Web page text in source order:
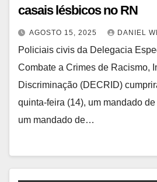
casais lésbicos no RN
AGOSTO 15, 2025 DANIEL
Policiais civis da Delegacia
Combate a Crimes de Racismo,
Discriminação (DECRID)
quinta-feira (14), um mandado
um mandado de…